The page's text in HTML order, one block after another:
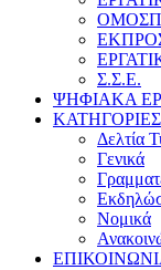
Σ.Σ.Ε.
ΨΗΦΙΑΚΑ
Δελτία
Γενικά
Νομικά